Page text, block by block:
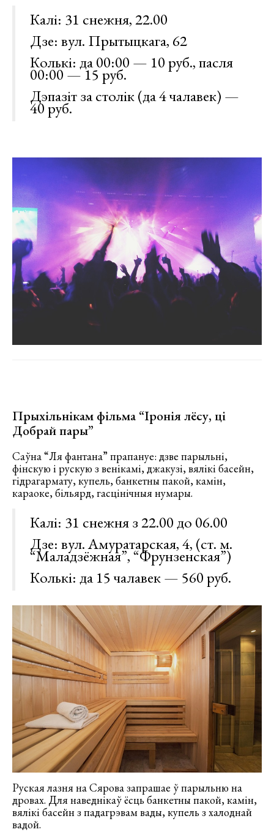
Калі: 31 снежня, 22.00
Дзе: вул. Прытыцкага, 62
Колькі: да 00:00 — 10 руб., пасля
00:00 — 15 руб.
Дэпазіт за столік (да 4 чалавек) —
40 руб.
Прыхільнікам фільма “Іронія лёсу, ці
Добрай пары”
Саўна “Ля фантана” прапануе: дзве парыльні,
фінскую і рускую з венікамі, джакузі, вялікі басейн,
гідрагармату, купель, банкетны пакой, камін,
караоке, більярд, гасцінічныя нумары.
Калі: 31 снежня з 22.00 до 06.00
Дзе: вул. Амуратарская, 4, (ст. м.
“Маладзёжная”, “Фрунзенская”)
Колькі: да 15 чалавек — 560 руб.
Руская лазня на Сярова запрашае ў парыльню на
дровах. Для наведнікаў ёсць банкетны пакой, камін,
вялікі басейн з падагрэвам вады, купель з халоднай
вадой.